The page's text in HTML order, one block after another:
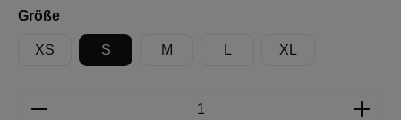
Größeauswählen
XS S M L XL
Produkt Anzahl: Gib den gewünschten